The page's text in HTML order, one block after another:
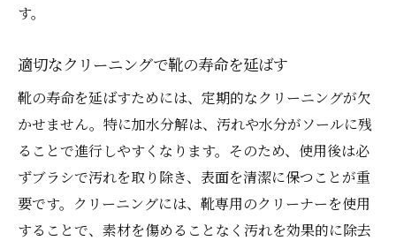
す。
適切なクリーニングで靴の寿命を延ばす
靴の寿命を延ばすためには、定期的なクリーニングが欠
かせません。特に加水分解は、汚れや水分がソールに残
ることで進行しやすくなります。そのため、使用後は必
ずブラシで汚れを取り除き、表面を清潔に保つことが重
要です。クリーニングには、靴専用のクリーナーを使用
することで、素材を傷めることなく汚れを効果的に除去